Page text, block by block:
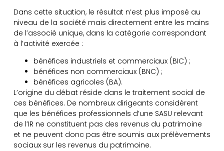
Dans cette situation, le résultat n’est plus imposé au
niveau de la société mais directement entre les mains
de l’associé unique, dans la catégorie correspondant
à l’activité exercée :
bénéfices industriels et commerciaux (BIC) ;
bénéfices non commerciaux (BNC) ;
bénéfices agricoles (BA).
L’origine du débat réside dans le traitement social de
ces bénéfices. De nombreux dirigeants considèrent
que les bénéfices professionnels d’une SASU relevant
de l’IR ne constituent pas des revenus du patrimoine
et ne peuvent donc pas être soumis aux prélèvements
sociaux sur les revenus du patrimoine.